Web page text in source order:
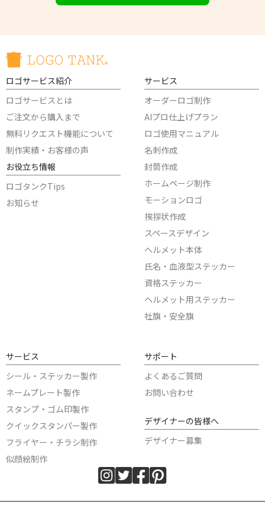
ロゴサービス紹介
ロゴサービスとは
ご注文から購入まで
無料リクエスト機能について
制作実績・お客様の声
お役立ち情報
ロゴタンクTips
お知らせ
サービス
オーダーロゴ制作
AIプロ仕上げプラン
ロゴ使用マニュアル
名刺作成
封筒作成
ホームページ制作
モーションロゴ
挨拶状作成
スペースデザイン
ヘルメット本体
氏名・血液型ステッカー
資格ステッカー
ヘルメット用ステッカー
社旗・安全旗
サービス
シール・ステッカー製作
ネームプレート製作
スタンプ・ゴム印製作
クイックスタンパー製作
フライヤー・チラシ制作
似顔絵制作
サポート
よくあるご質問
お問い合わせ
デザイナーの皆様へ
デザイナー募集